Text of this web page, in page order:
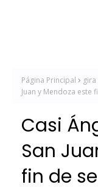
Página Principal
Juan y Mendoza este
Casi
San
fin de